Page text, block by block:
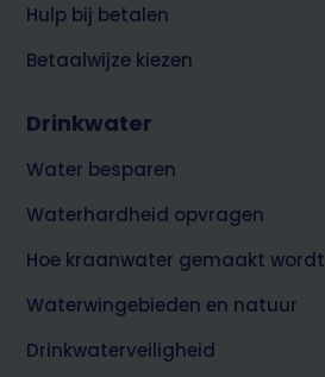
Hulp bij betalen
Betaalwijze kiezen
Drinkwater
Water besparen
Waterhardheid opvragen
Hoe kraanwater gemaakt wordt
Waterwingebieden en natuur
Drinkwaterveiligheid